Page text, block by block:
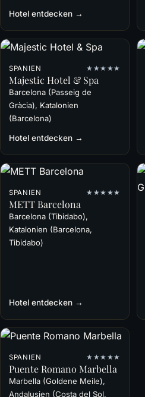
Hotel entdecken →
SPANIEN ★★★★★
Majestic Hotel & Spa
Barcelona (Passeig de
Gràcia), Katalonien
(Barcelona)
Hotel entdecken →
SPANIEN ★★★★★
METT Barcelona
Barcelona (Tibidabo),
Katalonien (Barcelona,
Tibidabo)
Hotel entdecken →
SPANIEN ★★★★★
Puente Romano Marbella
Marbella (Goldene Meile),
Andalusien (Costa del Sol,